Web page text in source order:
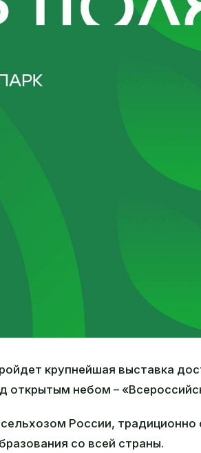
крупнейшая выставка
открытым небом –
России,
со всей страны.